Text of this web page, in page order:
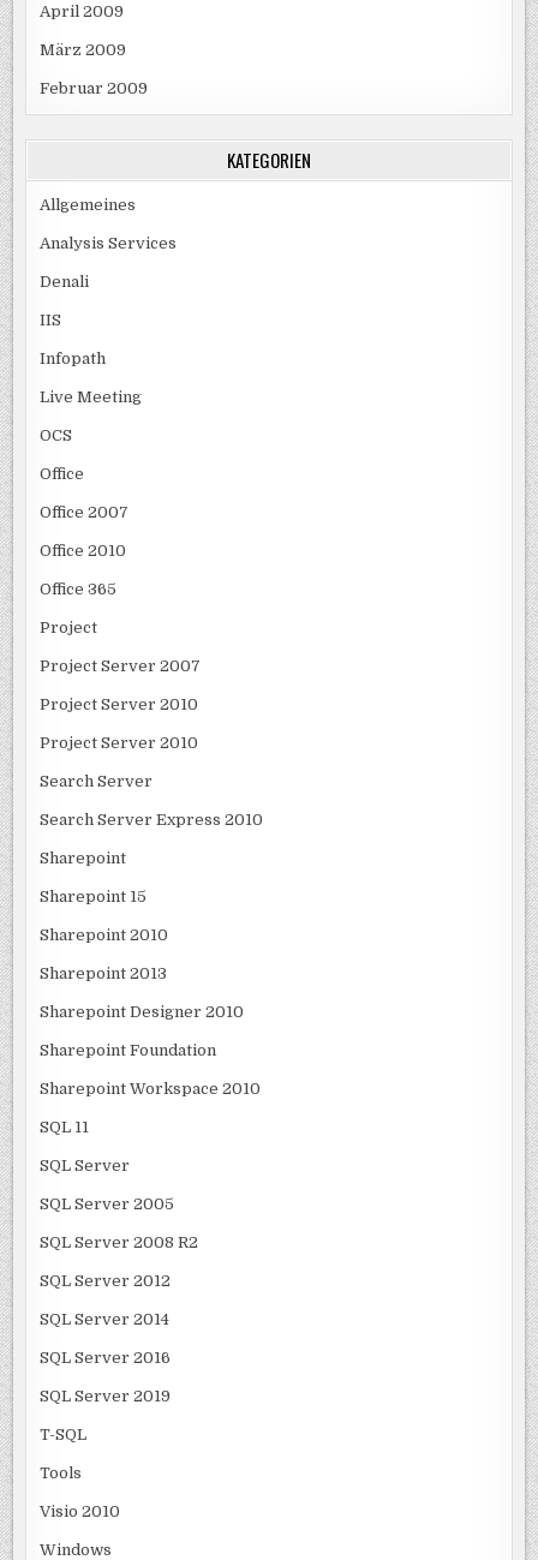
April 2009
März 2009
Februar 2009
KATEGORIEN
Allgemeines
Analysis Services
Denali
IIS
Infopath
Live Meeting
OCS
Office
Office 2007
Office 2010
Office 365
Project
Project Server 2007
Project Server 2010
Project Server 2010
Search Server
Search Server Express 2010
Sharepoint
Sharepoint 15
Sharepoint 2010
Sharepoint 2013
Sharepoint Designer 2010
Sharepoint Foundation
Sharepoint Workspace 2010
SQL 11
SQL Server
SQL Server 2005
SQL Server 2008 R2
SQL Server 2012
SQL Server 2014
SQL Server 2016
SQL Server 2019
T-SQL
Tools
Visio 2010
Windows